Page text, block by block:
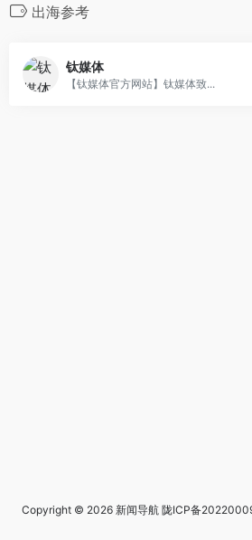
出海参考
钛媒体
【钛媒体官方网站】钛媒体致...
Copyright © 2026 新闻导航 陇ICP备